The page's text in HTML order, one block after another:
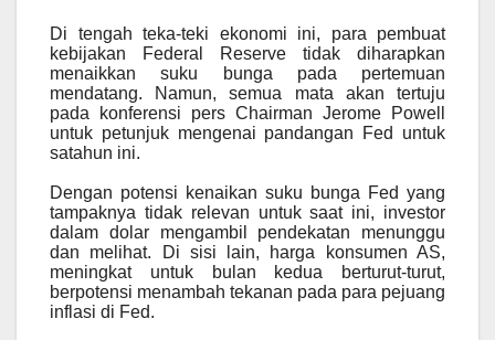
Di tengah teka-teki ekonomi ini, para pembuat
kebijakan Federal Reserve tidak diharapkan
menaikkan suku bunga pada pertemuan
mendatang. Namun, semua mata akan tertuju
pada konferensi pers Chairman Jerome Powell
untuk petunjuk mengenai pandangan Fed untuk
satahun ini.
Dengan potensi kenaikan suku bunga Fed yang
tampaknya tidak relevan untuk saat ini, investor
dalam dolar mengambil pendekatan menunggu
dan melihat. Di sisi lain, harga konsumen AS,
meningkat untuk bulan kedua berturut-turut,
berpotensi menambah tekanan pada para pejuang
inflasi di Fed.